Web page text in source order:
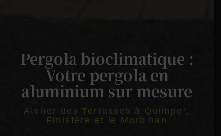
Pergola bioclimatique :
Votre pergola en
aluminium sur mesure
Atelier des Terrasses à Quimper,
Finistère et le Morbihan